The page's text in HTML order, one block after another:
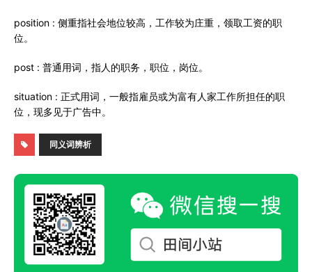
position : 侧重指社会地位较高，工作较为庄重，领取工资的职
位。
post : 普通用词，指人的职务，职位，岗位。
situation : 正式用词，一般指雇员或为富有人家工作所担任的职
位，现多见于广告中。
同义词辨析